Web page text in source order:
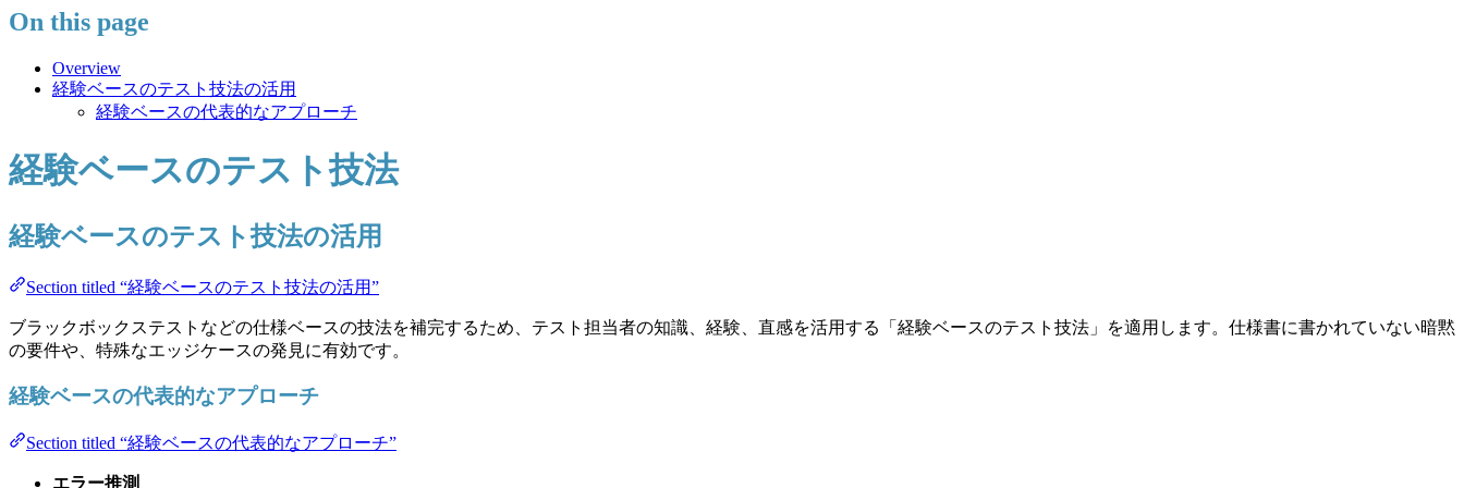
On this page
Overview
経験ベースのテスト技法の活用
経験ベースの代表的なアプローチ
経験ベースのテスト技法
経験ベースのテスト技法の活用
Section titled “経験ベースのテスト技法の活用”
ブラックボックステストなどの仕様ベースの技法を補完するため、テスト担当者の知識、経験、直感を活用する「経験ベースのテスト技法」を適用します。仕様書に書かれていない暗黙
の要件や、特殊なエッジケースの発見に有効です。
経験ベースの代表的なアプローチ
Section titled “経験ベースの代表的なアプローチ”
エラー推測